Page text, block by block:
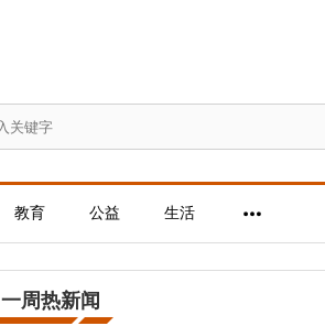
教育 公益 生活
一周热新闻